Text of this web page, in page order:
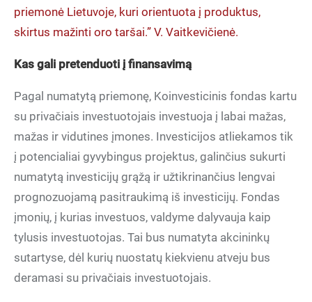
priemonė Lietuvoje, kuri orientuota į produktus,
skirtus mažinti oro taršai.” V. Vaitkevičienė.
Kas gali pretenduoti į finansavimą
Pagal numatytą priemonę, Koinvesticinis fondas kartu
su privačiais investuotojais investuoja į labai mažas,
mažas ir vidutines įmones. Investicijos atliekamos tik
į potencialiai gyvybingus projektus, galinčius sukurti
numatytą investicijų grąžą ir užtikrinančius lengvai
prognozuojamą pasitraukimą iš investicijų. Fondas
įmonių, į kurias investuos, valdyme dalyvauja kaip
tylusis investuotojas. Tai bus numatyta akcininkų
sutartyse, dėl kurių nuostatų kiekvienu atveju bus
deramasi su privačiais investuotojais.